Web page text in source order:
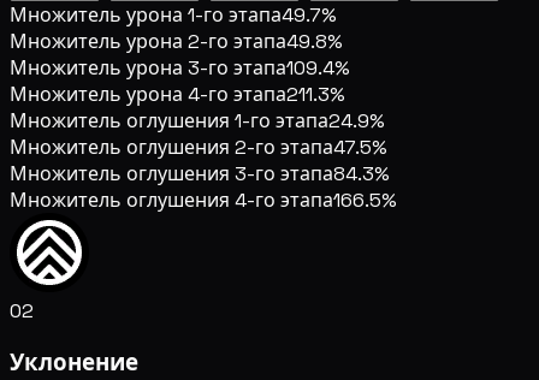
Множитель урона 1-го этапа49.7%
Множитель урона 2-го этапа49.8%
Множитель урона 3-го этапа109.4%
Множитель урона 4-го этапа211.3%
Множитель оглушения 1-го этапа24.9%
Множитель оглушения 2-го этапа47.5%
Множитель оглушения 3-го этапа84.3%
Множитель оглушения 4-го этапа166.5%
02
Уклонение